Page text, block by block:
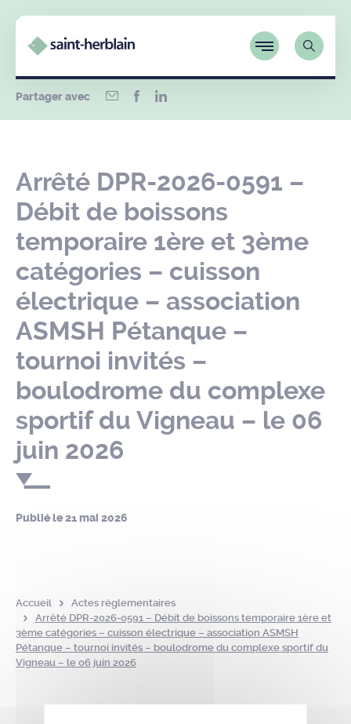
Partager avec
Arrêté DPR-2026-0591 –
Débit de boissons
temporaire 1ère et 3ème
catégories – cuisson
électrique – association
ASMSH Pétanque –
tournoi invités –
boulodrome du complexe
sportif du Vigneau – le 06
juin 2026
Publié le21 mai 2026
Accueil
Actes réglementaires
Arrêté DPR-2026-0591 – Débit de boissons temporaire 1ère et
3ème catégories – cuisson électrique – association ASMSH
Pétanque – tournoi invités – boulodrome du complexe sportif du
Vigneau – le 06 juin 2026